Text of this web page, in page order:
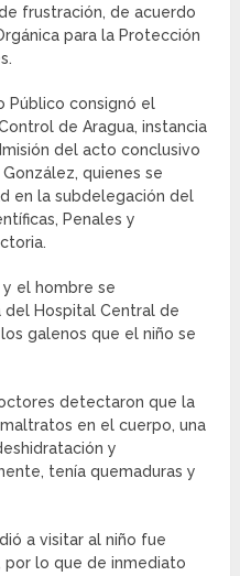
frustración, de acuerdo
para la Protección
Público consignó el
de Aragua, instancia
del acto conclusivo
quienes se
en la subdelegación del
Penales y
y el hombre se
Hospital Central de
galenos que el niño se
detectaron que la
en el cuerpo, una
y
tenía quemaduras y
a visitar al niño fue
lo que de inmediato